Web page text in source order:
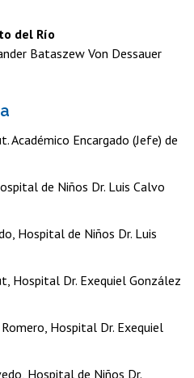
del Río
Bataszew Von Dessauer
Académico Encargado (Jefe) de
de Niños Dr. Luis Calvo
Hospital de Niños Dr. Luis
Hospital Dr. Exequiel González
Hospital Dr. Exequiel
Hospital de Niños Dr.